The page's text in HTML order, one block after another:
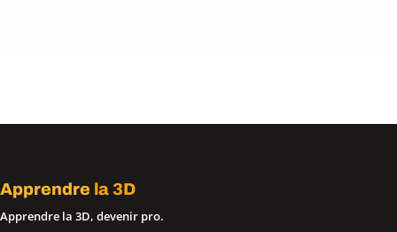
Apprendre la 3D
Apprendre la 3D, devenir pro.